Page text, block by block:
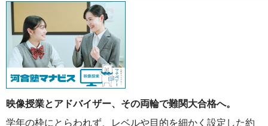
映像授業とアドバイザー、その両輪で難関大合格へ。
学年の枠にとらわれず、レベルや目的を細かく設定した約